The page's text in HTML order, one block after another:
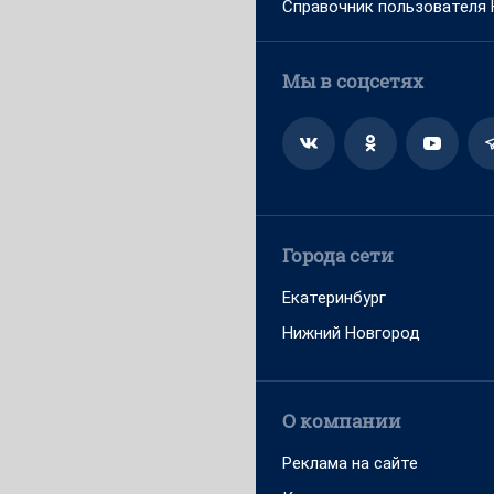
Справочник пользователя
Мы в соцсетях
Города сети
Екатеринбург
Нижний Новгород
О компании
Реклама на сайте